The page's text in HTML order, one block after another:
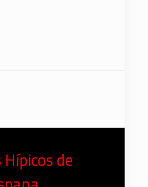
Hípicos de